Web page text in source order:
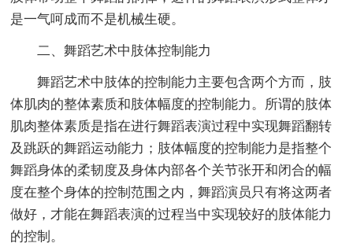
是一气呵成而不是机械生硬。
二、舞蹈艺术中肢体控制能力
舞蹈艺术中肢体的控制能力主要包含两个方而，肢
体肌肉的整体素质和肢体幅度的控制能力。所谓的肢体
肌肉整体素质是指在进行舞蹈表演过程中实现舞蹈翻转
及跳跃的舞蹈运动能力；肢体幅度的控制能力是指整个
舞蹈身体的柔韧度及身体内部各个关节张开和闭合的幅
度在整个身体的控制范围之内，舞蹈演员只有将这两者
做好，才能在舞蹈表演的过程当中实现较好的肢体能力
的控制。